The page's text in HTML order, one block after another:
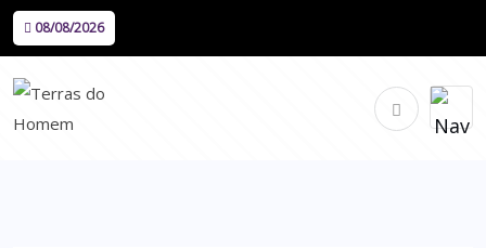
08/08/2026